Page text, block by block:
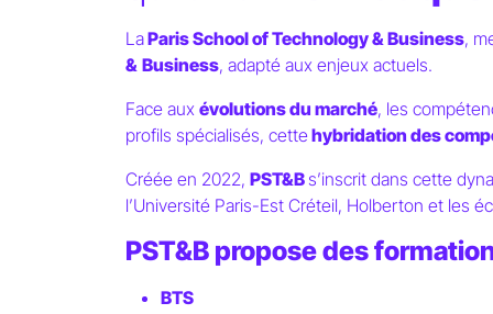
LaParis School of Technology & Business,
& Business, adapté aux enjeux actuels.
Face aux évolutions du marché, les
profils spécialisés, cettehybridation des
Créée en 2022, PST&Bs’inscrit dans cette
l’Université Paris-Est Créteil, Holberton et les
PST&B propose des
BTS